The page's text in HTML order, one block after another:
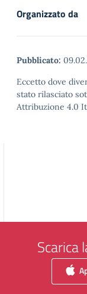
Organizzato da
Pubblicato:
Eccetto dove
stato rilasciato
Attribuzione 4.0
Scarica